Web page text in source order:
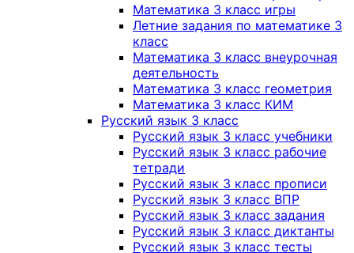
Математика 3 класс игры
Летние задания по математике 3
класс
Математика 3 класс внеурочная
деятельность
Математика 3 класс геометрия
Математика 3 класс КИМ
Русский язык 3 класс
Русский язык 3 класс учебники
Русский язык 3 класс рабочие
тетради
Русский язык 3 класс прописи
Русский язык 3 класс ВПР
Русский язык 3 класс задания
Русский язык 3 класс диктанты
Русский язык 3 класс тесты